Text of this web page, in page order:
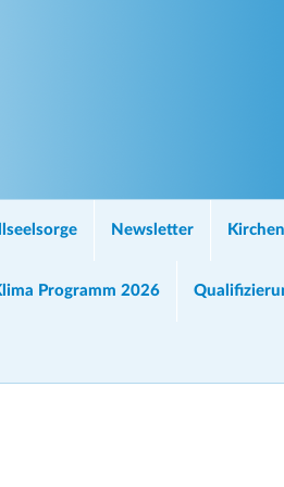
Newsletter
Programm 2026